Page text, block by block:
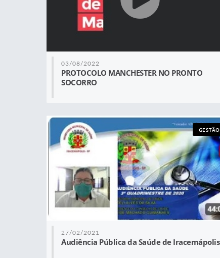
03/08/2022
PROTOCOLO MANCHESTER NO PRONTO
SOCORRO
27/02/2021
Audiência Pública da Saúde de Iracemápolis
GESTÃO